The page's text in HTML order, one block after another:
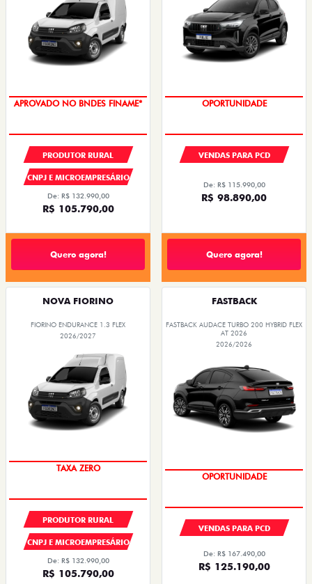
FASTBACK
FASTBACK TURBO 200 FLEX AT 2026
EMPLACAMENTO GRÁTIS
OPORTUNIDADE
PESSOA FÍSICA
R$ 114.990,00
Quero agora!
FASTBACK
FASTBACK TURBO 200 FLEX AT 2026
EMPLACAMENTO GRÁTIS
PESSOA FÍSICA
R$ 119.990,00
Quero agora!
TORO
TORO ULTRA TURBO 270 FLEX AT6 2026
2026/2026
EMPLACAMENTO GRÁTIS
OPORTUNIDADE
ARGO
ARGO DRIVE 1.3 AT FLEX 4P 2026
2026/2026
EMPLACAMENTO GRÁTIS
OPORTUNIDADE